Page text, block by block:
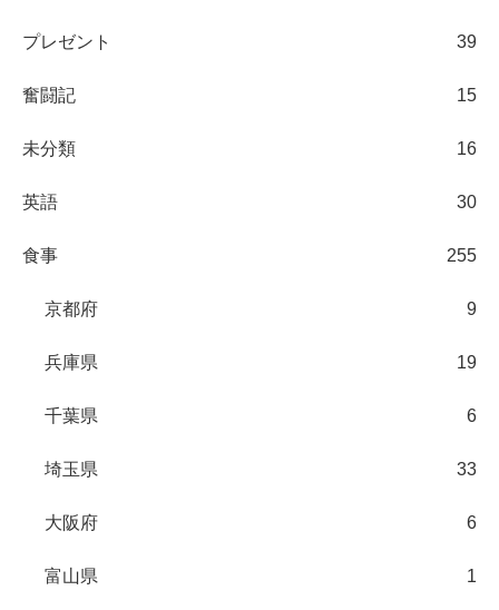
プレゼント 39
奮闘記 15
未分類 16
英語 30
食事 255
京都府 9
兵庫県 19
千葉県 6
埼玉県 33
大阪府 6
富山県 1